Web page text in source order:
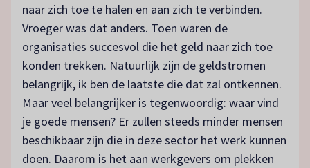
naar zich toe te halen en aan zich te verbinden.
Vroeger was dat anders. Toen waren de
organisaties succesvol die het geld naar zich toe
konden trekken. Natuurlijk zijn de geldstromen
belangrijk, ik ben de laatste die dat zal ontkennen.
Maar veel belangrijker is tegenwoordig: waar vind
je goede mensen? Er zullen steeds minder mensen
beschikbaar zijn die in deze sector het werk kunnen
doen. Daarom is het aan werkgevers om plekken